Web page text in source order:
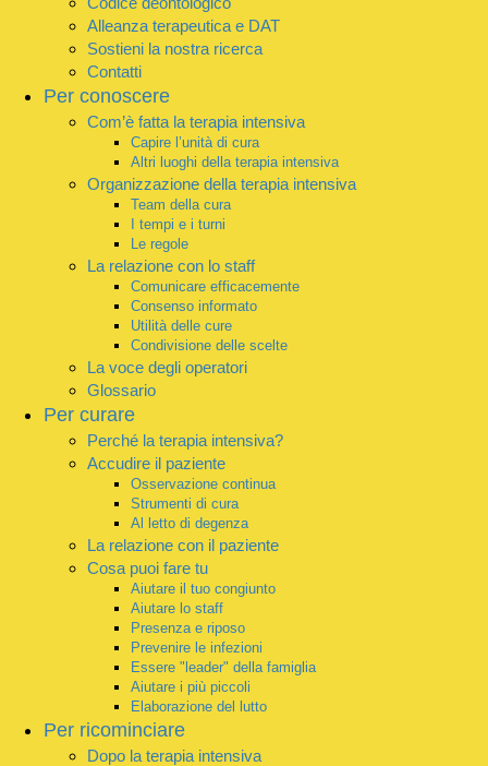
Alleanza terapeutica e DAT
Sostieni la nostra ricerca
Contatti
Per conoscere
Com’è fatta la terapia intensiva
Capire l’unità di cura
Altri luoghi della terapia intensiva
Organizzazione della terapia intensiva
Team della cura
I tempi e i turni
Le regole
La relazione con lo staff
Comunicare efficacemente
Consenso informato
Utilità delle cure
Condivisione delle scelte
La voce degli operatori
Glossario
Per curare
Perché la terapia intensiva?
Accudire il paziente
Osservazione continua
Strumenti di cura
Al letto di degenza
La relazione con il paziente
Cosa puoi fare tu
Aiutare il tuo congiunto
Aiutare lo staff
Presenza e riposo
Prevenire le infezioni
Essere "leader" della famiglia
Aiutare i più piccoli
Elaborazione del lutto
Per ricominciare
Dopo la terapia intensiva